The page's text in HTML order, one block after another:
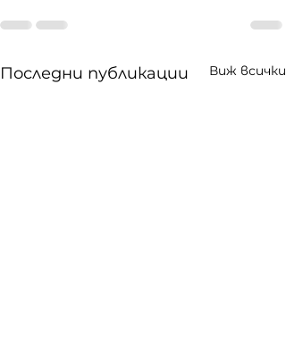
Последни публикации Виж всички